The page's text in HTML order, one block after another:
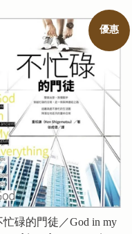
優惠
忙碌的門徒／God in my